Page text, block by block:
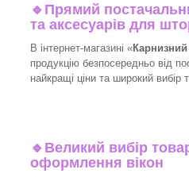
🔹 Прямий
та аксесуарів для
В інтернет-магазині «
продукцію безпосередньо від
найкращі ціни та широкий вибір
🔹 Великий вибір
оформлення вікон